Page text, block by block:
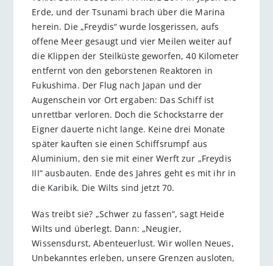
Erde, und der Tsunami brach über die Marina
herein. Die „Freydis“ wurde losgerissen, aufs
offene Meer gesaugt und vier Meilen weiter auf
die Klippen der Steilküste geworfen, 40 Kilometer
entfernt von den geborstenen Reaktoren in
Fukushima. Der Flug nach Japan und der
Augenschein vor Ort ergaben: Das Schiff ist
unrettbar verloren. Doch die Schockstarre der
Eigner dauerte nicht lange. Keine drei Monate
später kauften sie einen Schiffsrumpf aus
Aluminium, den sie mit einer Werft zur „Freydis
III“ ausbauten. Ende des Jahres geht es mit ihr in
die Karibik. Die Wilts sind jetzt 70.
Was treibt sie? „Schwer zu fassen“, sagt Heide
Wilts und überlegt. Dann: „Neugier,
Wissensdurst, Abenteuerlust. Wir wollen Neues,
Unbekanntes erleben, unsere Grenzen ausloten,